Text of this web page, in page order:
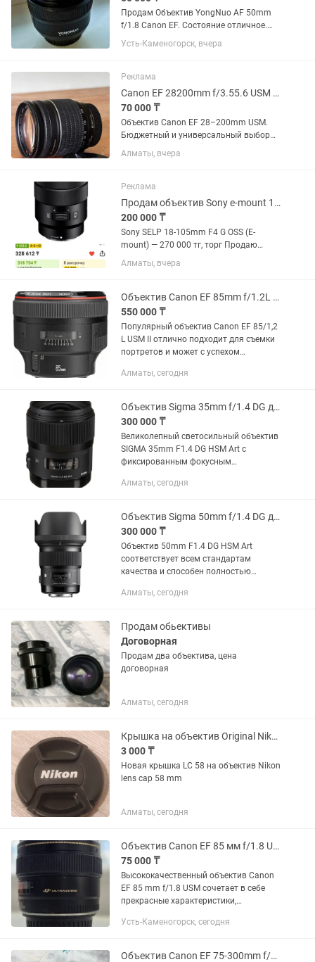
Продам Объектив YongNuo AF 50mm
f/1.8 Canon EF. Состояние отличное.
Цена 50000. Возможен торг. Звоните в
любое время Динара
Усть-Каменогорск, вчера
Реклама
Canon EF 28200mm f/3.55.6 USM универсальный зум
70 000 ₸
Объектив Canon EF 28–200mm USM.
Бюджетный и универсальный выбор
для начинающих фотографов.
Отличный универсальный объектив
большой диапазон фокусных
расстояний: от...
Алматы, вчера
Реклама
Продам объектив Sony e-mount 18-105
200 000 ₸
Sony SELP 18-105mm F4 G OSS (E-
mount) — 270 000 тг, торг Продаю
универсальный объектив Sony 18–105
F4 G OSS. Отлично подходит для фото и
светосила F4 на всем диапазоне,...
Алматы, вчера
Объектив Canon EF 85mm f/1.2L II USM
550 000 ₸
Популярный объектив Canon EF 85/1,2
L USM II отлично подходит для съемки
портретов и может с успехом
пленочными, так и с цифровыми
Модель...
Алматы, сегодня
Объектив Sigma 35mm f/1.4 DG для Canon
300 000 ₸
Великолепный светосильный объектив
SIGMA 35mm F1.4 DG HSM Art c
фиксированным фокусным
высококачественными линзами
основного...
Алматы, сегодня
Объектив Sigma 50mm f/1.4 DG для Canon
300 000 ₸
Объектив 50mm F1.4 DG HSM Art
соответствует всем стандартам
качества и способен полностью
камеры в области создания
объектив...
Алматы, сегодня
Продам обьективы
Договорная
Продам два объектива, цена
договорная
Алматы, сегодня
Крышка на объектив Original Nikon 58 mm
3 000 ₸
Новая крышка LC 58 на объектив Nikon
lens cap 58 mm
Алматы, сегодня
Объектив Canon EF 85 мм f/1.8 USM
75 000 ₸
Высококачественный объектив Canon
EF 85 mm f/1.8 USM сочетает в себе
прекрасные характеристики,
формировать изображения
сравнительно невысокую для...
Усть-Каменогорск, сегодня
Объектив Canon EF 75-300mm f/4-5.6 lll